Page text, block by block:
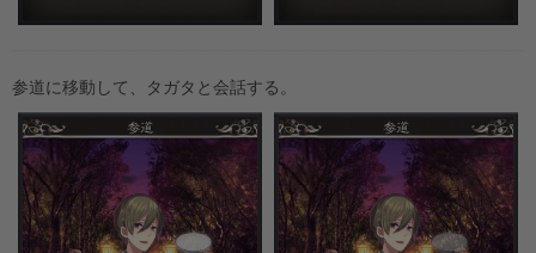
参道に移動して、タガタと会話する。